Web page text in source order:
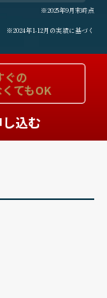
※2025年9月末時点
※2024年1-12月の実績に基づく
ぐの
てもOK
込む